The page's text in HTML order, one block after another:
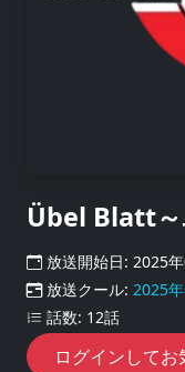
Übel Blatt～
放送開始日: 2025
放送クール: 2025
話数: 12話
ログインして